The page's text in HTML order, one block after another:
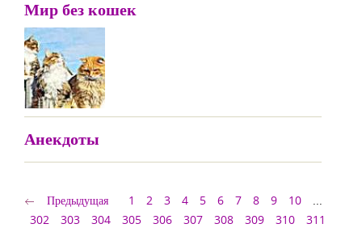
Мир без кошек
Анекдоты
Предыдущая 1 2 3 4 5 6 7 8 9 10
...
302
303 304 305 306 307 308 309 310
311